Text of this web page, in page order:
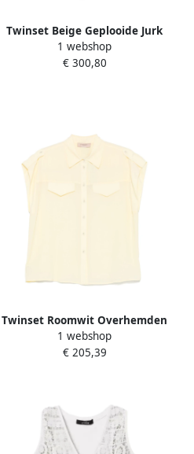
Twinset Beige Geplooide Jurk
met Riem Beige Dames
1 webshop
€ 300,80
Twinset Roomwit Overhemden
Set Beige Dames
1 webshop
€ 205,39